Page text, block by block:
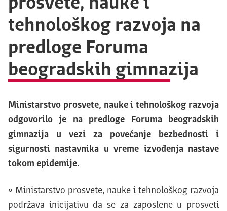
prosvete, nauke i
tehnološkog razvoja na
predloge Foruma
beogradskih gimnazija
Ministarstvo prosvete, nauke i tehnološkog razvoja
odgovorilo je na predloge Foruma beogradskih
gimnazija u vezi za povećanje bezbednosti i
sigurnosti nastavnika u vreme izvođenja nastave
tokom epidemije.
• Ministarstvo prosvete, nauke i tehnološkog razvoja
podržava inicijativu da se za zaposlene u prosveti